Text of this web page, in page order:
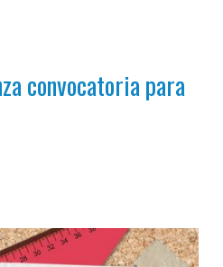
convocatoria para